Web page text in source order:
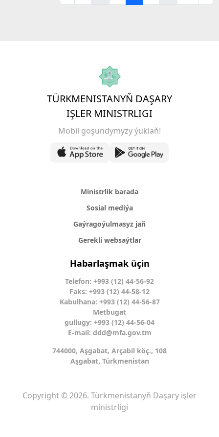
TÜRKMENISTANYŇ DAŞARY
IŞLER MINISTRLIGI
Mobil goşundymyzy ýükläň!
Ministrlik barada
Sosial mediýa
Gaýragoýulmasyz jaň
Gerekli websaýtlar
Habarlaşmak üçin
Telefon: +993 (12) 44-56-92
Faks: +993 (12) 44-58-12
Kabulhana: +993 (12) 44-56-87
Metbugat
gullugy: +993 (12) 44-56-04
E-mail: ddd@mfa.gov.tm
744000, Aşgabat, Arçabil köç., 108
Aşgabat, Türkmenistan
Copyright © 2026. Türkmenistanyň Daşary işler
ministrligi